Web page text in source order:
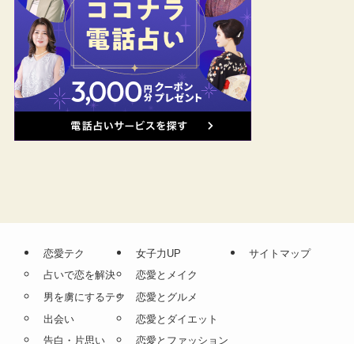
恋愛テク
占いで恋を解決
男を虜にするテク
出会い
告白・片思い
女子力UP
恋愛とメイク
恋愛とグルメ
恋愛とダイエット
恋愛とファッション
サイトマップ